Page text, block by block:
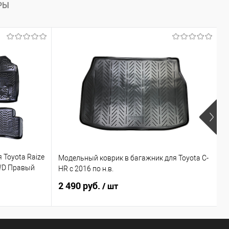
Toyota Raize
Правый
Модельный коврик в багажник для Toyota C-
HR с 2016 по н.в.
2 490 руб. / шт